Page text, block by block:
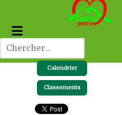
Calendrier
Classements